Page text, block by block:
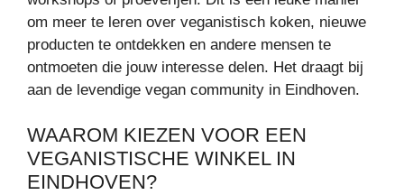
om meer te leren over veganistisch koken, nieuwe
producten te ontdekken en andere mensen te
ontmoeten die jouw interesse delen. Het draagt bij
aan de levendige vegan community in Eindhoven.
WAAROM KIEZEN VOOR EEN
VEGANISTISCHE WINKEL IN
EINDHOVEN?